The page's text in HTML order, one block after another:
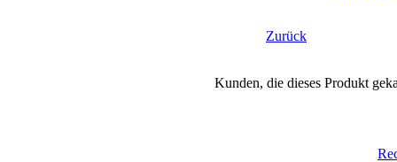
Zurück
Kunden, die dieses Produkt